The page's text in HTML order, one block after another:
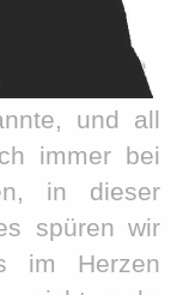
und all
immer bei
in dieser
spüren wir
im Herzen